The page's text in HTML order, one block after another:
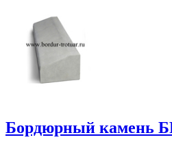
Бордюрный камень